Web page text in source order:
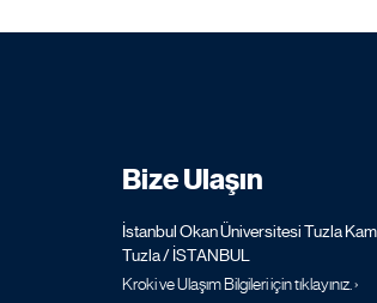
Bize Ulaşın
İstanbul Okan Üniversitesi Tuzla
Tuzla / İSTANBUL
Kroki ve Ulaşım Bilgileri için tıklayınız. ›